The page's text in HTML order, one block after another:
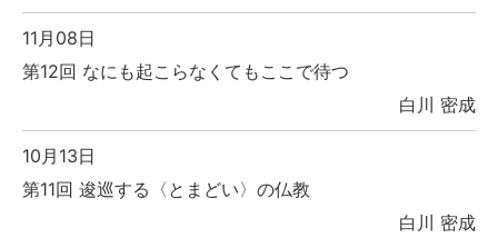
11月08日
第12回 なにも起こらなくてもここで待つ
白川 密成
10月13日
第11回 逡巡する〈とまどい〉の仏教
白川 密成